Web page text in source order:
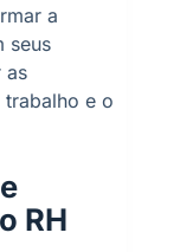
a
seus
as
e o
RH